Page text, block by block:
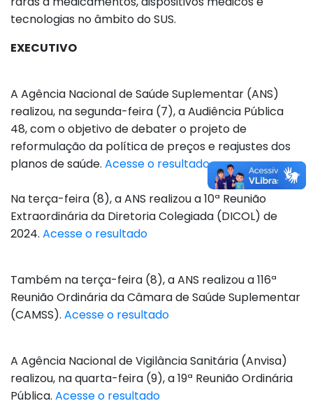
tecnologias no âmbito do SUS.
EXECUTIVO
A Agência Nacional de Saúde Suplementar (ANS)
realizou, na segunda-feira (7), a Audiência Pública
48, com o objetivo de debater o projeto de
reformulação da política de preços e reajustes dos
planos de saúde. Acesse o resultado
Na terça-feira (8), a ANS realizou a 10ª Reunião
Extraordinária da Diretoria Colegiada (DICOL) de
2024. Acesse o resultado
Também na terça-feira (8), a ANS realizou a 116ª
Reunião Ordinária da Câmara de Saúde Suplementar
(CAMSS). Acesse o resultado
A Agência Nacional de Vigilância Sanitária (Anvisa)
realizou, na quarta-feira (9), a 19ª Reunião Ordinária
Pública. Acesse o resultado